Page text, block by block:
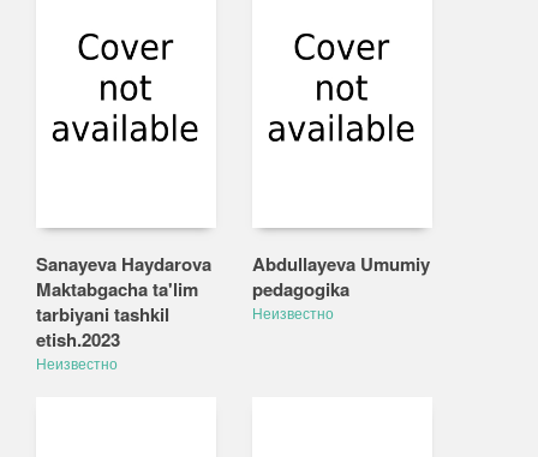
Sanayeva Haydarova
Maktabgacha ta'lim
tarbiyani tashkil
etish.2023
Неизвестно
Abdullayeva Umumiy
pedagogika
Неизвестно